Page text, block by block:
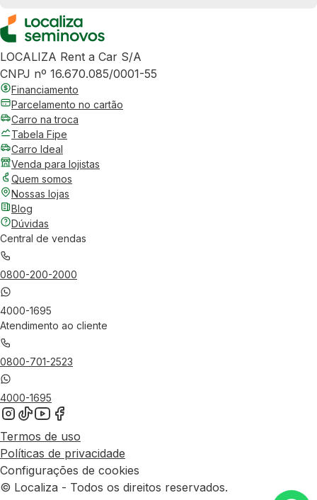
LOCALIZA Rent a Car S/A
CNPJ nº 16.670.085/0001-55
Financiamento
Parcelamento no cartão
Carro na troca
Tabela Fipe
Carro Ideal
Venda para lojistas
Quem somos
Nossas lojas
Blog
Dúvidas
Central de vendas
0800-200-2000
4000-1695
Atendimento ao cliente
0800-701-2523
4000-1695
Termos de uso
Políticas de privacidade
Configurações de cookies
© Localiza - Todos os direitos reservados.